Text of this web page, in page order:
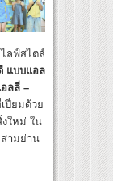
ลฟ์สไตล์
แบบแอล
ลลี่ –
ปี่ยมด้วย
ใหม่ ใน
ามย่าน